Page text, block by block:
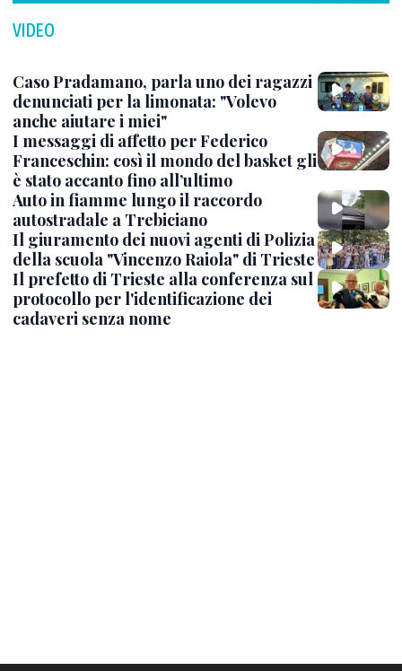
VIDEO
Caso Pradamano, parla uno dei ragazzi
denunciati per la limonata: "Volevo
anche aiutare i miei"
I messaggi di affetto per Federico
Franceschin: così il mondo del basket gli
è stato accanto fino all’ultimo
Auto in fiamme lungo il raccordo
autostradale a Trebiciano
Il giuramento dei nuovi agenti di Polizia
della scuola "Vincenzo Raiola" di Trieste
Il prefetto di Trieste alla conferenza sul
protocollo per l'identificazione dei
cadaveri senza nome